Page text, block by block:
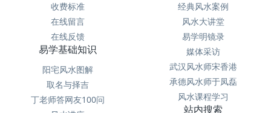
收费标准
在线留言
在线反馈
经典风水案例
风水大讲堂
易学明镜录
媒体采访
武汉风水师宋香港
承德风水师于凤磊
风水课程学习
易学基础知识
阳宅风水图解
取名与择吉
丁老师答网友100问
站内搜索